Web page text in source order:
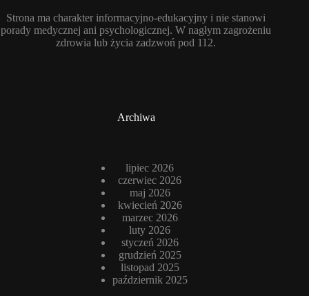
Strona ma charakter informacyjno-edukacyjny i nie stanowi
porady medycznej ani psychologicznej. W nagłym zagrożeniu
zdrowia lub życia zadzwoń pod 112.
Archiwa
lipiec 2026
czerwiec 2026
maj 2026
kwiecień 2026
marzec 2026
luty 2026
styczeń 2026
grudzień 2025
listopad 2025
październik 2025